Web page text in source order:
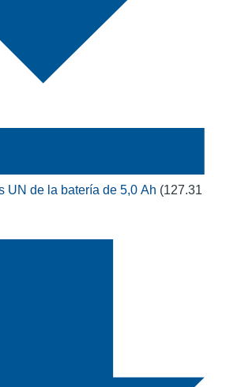
UN de la batería de 5,0 Ah (127.31